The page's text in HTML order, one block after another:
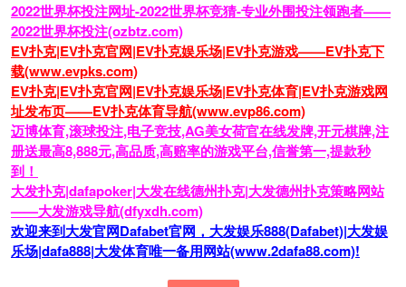
2022世界杯投注网址-2022世界杯竞猜-专业外围投注领跑者——
2022世界杯投注(ozbtz.com)
EV扑克|EV扑克官网|EV扑克娱乐场|EV扑克游戏——EV扑克下
载(www.evpks.com)
EV扑克|EV扑克官网|EV扑克娱乐场|EV扑克体育|EV扑克游戏网
址发布页——EV扑克体育导航(www.evp86.com)
迈博体育,滚球投注,电子竞技,AG美女荷官在线发牌,开元棋牌,注
册送最高8,888元,高品质,高赔率的游戏平台,信誉第一,提款秒
到！
大发扑克|dafapoker|大发在线德州扑克|大发德州扑克策略网站
——大发游戏导航(dfyxdh.com)
欢迎来到大发官网Dafabet官网，大发娱乐888(Dafabet)|大发娱
乐场|dafa888|大发体育唯一备用网站(www.2dafa88.com)!